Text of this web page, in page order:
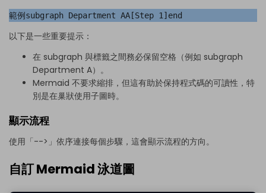
範例subgraph Department AA[Step 1]end
以下是一些重要提示：
在 subgraph 與標籤之間務必保留空格（例如 subgraph
Department A）。
Mermaid 不要求縮排，但這有助於保持程式碼的可讀性，特
別是在巢狀使用子圖時。
顯示流程
使用「-->」依序連接每個步驟，這會顯示流程的方向。
自訂 Mermaid 泳道圖